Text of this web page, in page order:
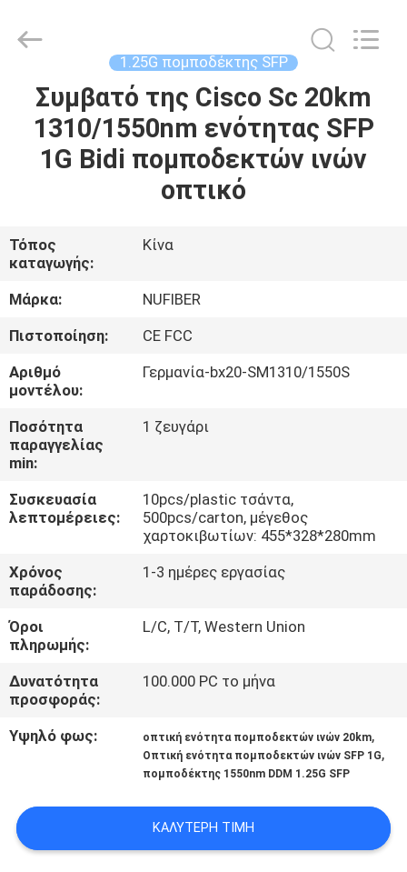
ΣΠΊΤΙ
ΠΡΟΪΌΝΤΑ
ΕΜΕΊΣ
ΓΎΡΟΣ
ΕΡΓΟΣΤΑΣΊΩΝ
ΠΟΙΟΤΙΚΌΣ
ΈΛΕΓΧΟΣ
ΕΛΆΤΕ
ΕΠΑΦΉ
ΜΕ
ΕΙΔΉΣΕΙΣ
ΈΝΑ
ΑΠΌΣΠΑΣΜΑ
SITEMAP
Rights
1.25G πομποδέκτης SFP
Συμβατό της Cisco Sc 20km
1310/1550nm ενότητας SFP
1G Bidi πομποδεκτών ινών
οπτικό
Τόπος
καταγωγής:
Κίνα
Μάρκα:
NUFIBER
Πιστοποίηση:
CE FCC
Αριθμό
μοντέλου:
Γερμανία-bx20-SM1310/1550S
Ποσότητα
παραγγελίας
min:
1 ζευγάρι
Συσκευασία
λεπτομέρειες:
10pcs/plastic τσάντα,
500pcs/carton, μέγεθος
χαρτοκιβωτίων: 455*328*280mm
Χρόνος
παράδοσης:
1-3 ημέρες εργασίας
Όροι
πληρωμής:
L/C, T/T, Western Union
Δυνατότητα
προσφοράς:
100.000 PC το μήνα
Υψηλό φως: οπτική ενότητα πομποδεκτών ινών 20km,
Οπτική ενότητα πομποδεκτών ινών SFP 1G,
πομποδέκτης 1550nm DDM 1.25G SFP
ΚΑΛΎΤΕΡΗ ΤΙΜΉ